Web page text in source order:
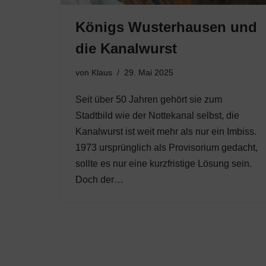
Königs Wusterhausen und
die Kanalwurst
von Klaus 29. Mai 2025
Seit über 50 Jahren gehört sie zum
Stadtbild wie der Nottekanal selbst, die
Kanalwurst ist weit mehr als nur ein Imbiss.
1973 ursprünglich als Provisorium gedacht,
sollte es nur eine kurzfristige Lösung sein.
Doch der…